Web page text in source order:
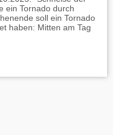
ein Tornado durch
soll ein Tornado
haben: Mitten am Tag